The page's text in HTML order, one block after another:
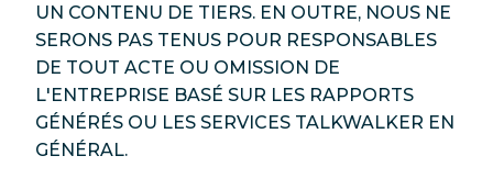
UN CONTENU DE TIERS. EN OUTRE, NOUS NE
SERONS PAS TENUS POUR RESPONSABLES
DE TOUT ACTE OU OMISSION DE
L'ENTREPRISE BASÉ SUR LES RAPPORTS
GÉNÉRÉS OU LES SERVICES TALKWALKER EN
GÉNÉRAL.